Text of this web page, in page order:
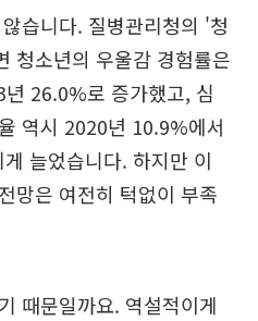
습니다. 질병관리청의 '청
청소년의 우울감 경험률은
26.0%로 증가했고, 심
역시 2020년 10.9%에서
늘었습니다. 하지만 이
망은 여전히 턱없이 부족
때문일까요. 역설적이게